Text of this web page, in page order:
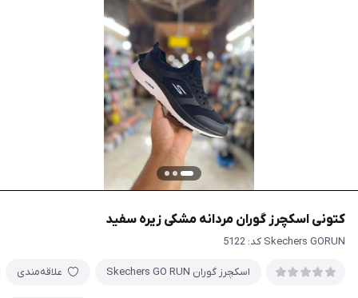
کتونی اسکچرز گوران مردانه مشکی زیره سفید
Skechers GORUN کد: 5122
اسکچرز گوران Skechers GO RUN علاقه‌مندی